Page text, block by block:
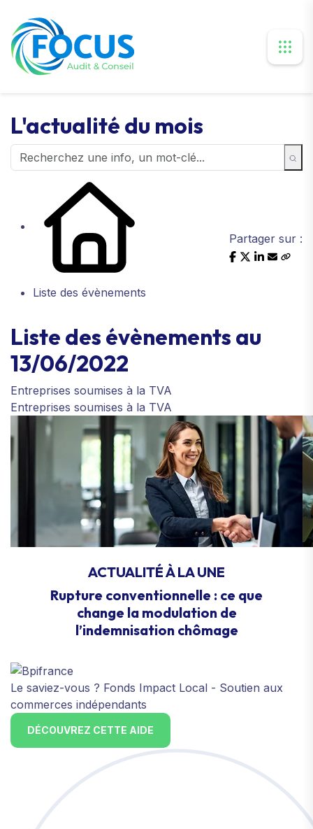
L'actualité du mois
Liste des évènements
Partager sur :
Liste des évènements au
13/06/2022
Entreprises soumises à la TVA
Entreprises soumises à la TVA
ACTUALITÉ À LA UNE
Rupture conventionnelle : ce que
change la modulation de
l’indemnisation chômage
Le saviez-vous ? Fonds Impact Local - Soutien aux
commerces indépendants
DÉCOUVREZ CETTE AIDE